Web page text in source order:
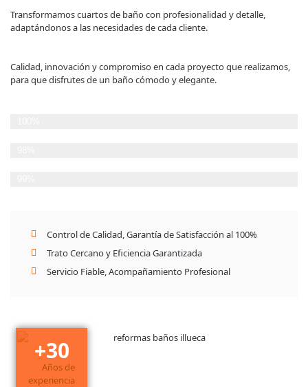
Transformamos cuartos de baño con profesionalidad y detalle,
adaptándonos a las necesidades de cada cliente.
Calidad, innovación y compromiso en cada proyecto que realizamos,
para que disfrutes de un baño cómodo y elegante.
Control de Calidad, Garantía de Satisfacción al 100%
Trato Cercano y Eficiencia Garantizada
Servicio Fiable, Acompañamiento Profesional
+30
Años de
experiencia